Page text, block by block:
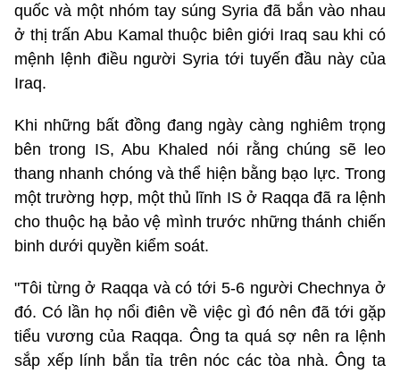
quốc và một nhóm tay súng Syria đã bắn vào nhau
ở thị trấn Abu Kamal thuộc biên giới Iraq sau khi có
mệnh lệnh điều người Syria tới tuyến đầu này của
Iraq.
Khi những bất đồng đang ngày càng nghiêm trọng
bên trong IS, Abu Khaled nói rằng chúng sẽ leo
thang nhanh chóng và thể hiện bằng bạo lực. Trong
một trường hợp, một thủ lĩnh IS ở Raqqa đã ra lệnh
cho thuộc hạ bảo vệ mình trước những thánh chiến
binh dưới quyền kiểm soát.
"Tôi từng ở Raqqa và có tới 5-6 người Chechnya ở
đó. Có lần họ nổi điên về việc gì đó nên đã tới gặp
tiểu vương của Raqqa. Ông ta quá sợ nên ra lệnh
sắp xếp lính bắn tỉa trên nóc các tòa nhà. Ông ta